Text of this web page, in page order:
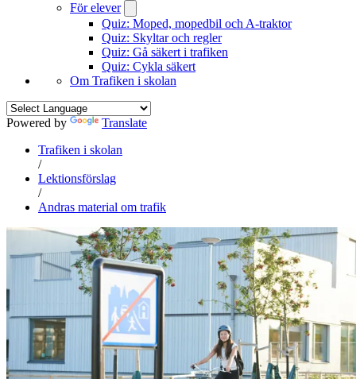
För elever
Quiz: Moped, mopedbil och A-traktor
Quiz: Skyltar och regler
Quiz: Gå säkert i trafiken
Quiz: Cykla säkert
Om Trafiken i skolan
Powered by
Translate
Trafiken i skolan
/
Lektionsförslag
/
Andras material om trafik